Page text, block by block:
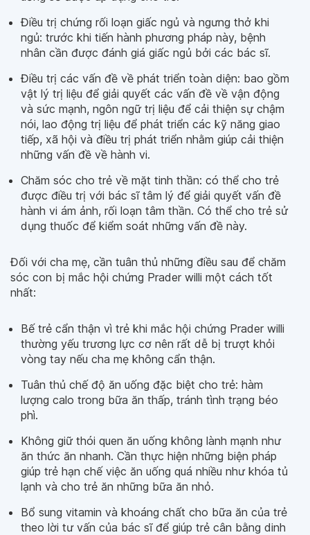
Điều trị chứng rối loạn giấc ngủ và ngưng thở khi
ngủ: trước khi tiến hành phương pháp này, bệnh
nhân cần được đánh giá giấc ngủ bởi các bác sĩ.
Điều trị các vấn đề về phát triển toàn diện: bao gồm
vật lý trị liệu để giải quyết các vấn đề về vận động
và sức mạnh, ngôn ngữ trị liệu để cải thiện sự chậm
nói, lao động trị liệu để phát triển các kỹ năng giao
tiếp, xã hội và điều trị phát triển nhằm giúp cải thiện
những vấn đề về hành vi.
Chăm sóc cho trẻ về mặt tinh thần: có thể cho trẻ
được điều trị với bác sĩ tâm lý để giải quyết vấn đề
hành vi ám ảnh, rối loạn tâm thần. Có thể cho trẻ sử
dụng thuốc để kiểm soát những vấn đề này.
Đối với cha mẹ, cần tuân thủ những điều sau để chăm
sóc con bị mắc hội chứng Prader willi một cách tốt
nhất:
Bế trẻ cẩn thận vì trẻ khi mắc hội chứng Prader willi
thường yếu trương lực cơ nên rất dễ bị trượt khỏi
vòng tay nếu cha mẹ không cẩn thận.
Tuân thủ chế độ ăn uống đặc biệt cho trẻ: hàm
lượng calo trong bữa ăn thấp, tránh tình trạng béo
phì.
Không giữ thói quen ăn uống không lành mạnh như
ăn thức ăn nhanh. Cần thực hiện những biện pháp
giúp trẻ hạn chế việc ăn uống quá nhiều như khóa tủ
lạnh và cho trẻ ăn những bữa ăn nhỏ.
Bổ sung vitamin và khoáng chất cho bữa ăn của trẻ
theo lời tư vấn của bác sĩ để giúp trẻ cân bằng dinh